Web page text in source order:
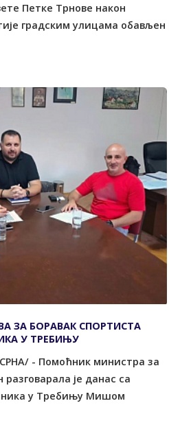
Петке Трнове након
градским улицама обављен
ЗА БОРАВАК СПОРТИСТА
У ТРЕБИЊУ
- Помоћник министра за
је данас са
у Требињу Мишом